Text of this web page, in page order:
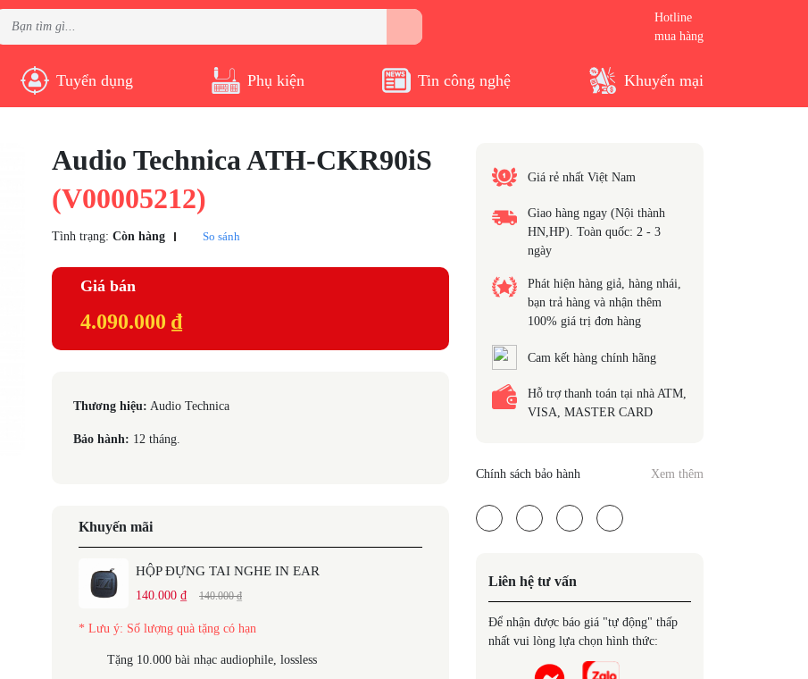
Hotline
mua hàng
Tuyển dụng Phụ kiện Tin công nghệ Khuyến mại
Audio Technica ATH-CKR90iS
(V00005212)
Tình trạng: Còn hàng So sánh
Giá bán
4.090.000 ₫
Thương hiệu: Audio Technica
Bảo hành: 12 tháng.
Khuyến mãi
HỘP ĐỰNG TAI NGHE IN EAR
140.000 ₫ 140.000 ₫
* Lưu ý: Số lượng quà tặng có hạn
Tặng 10.000 bài nhạc audiophile, lossless
Giá rẻ nhất Việt Nam
Giao hàng ngay (Nội thành
HN,HP). Toàn quốc: 2 - 3
ngày
Phát hiện hàng giả, hàng nhái,
bạn trả hàng và nhận thêm
100% giá trị đơn hàng
Cam kết hàng chính hãng
Hỗ trợ thanh toán tại nhà ATM,
VISA, MASTER CARD
Chính sách bảo hành Xem thêm
Liên hệ tư vấn
Để nhận được báo giá "tự động" thấp
nhất vui lòng lựa chọn hình thức: